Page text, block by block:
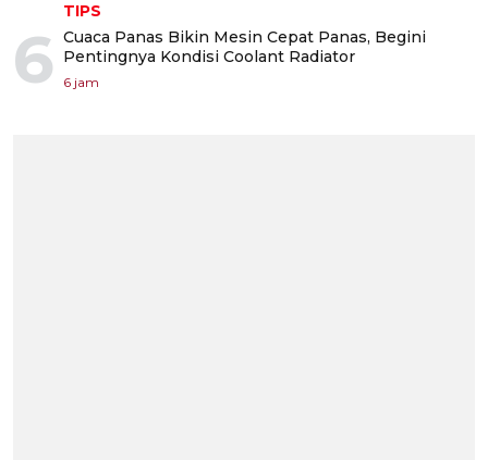
6
TIPS
Cuaca Panas Bikin Mesin Cepat Panas, Begini
Pentingnya Kondisi Coolant Radiator
6 jam